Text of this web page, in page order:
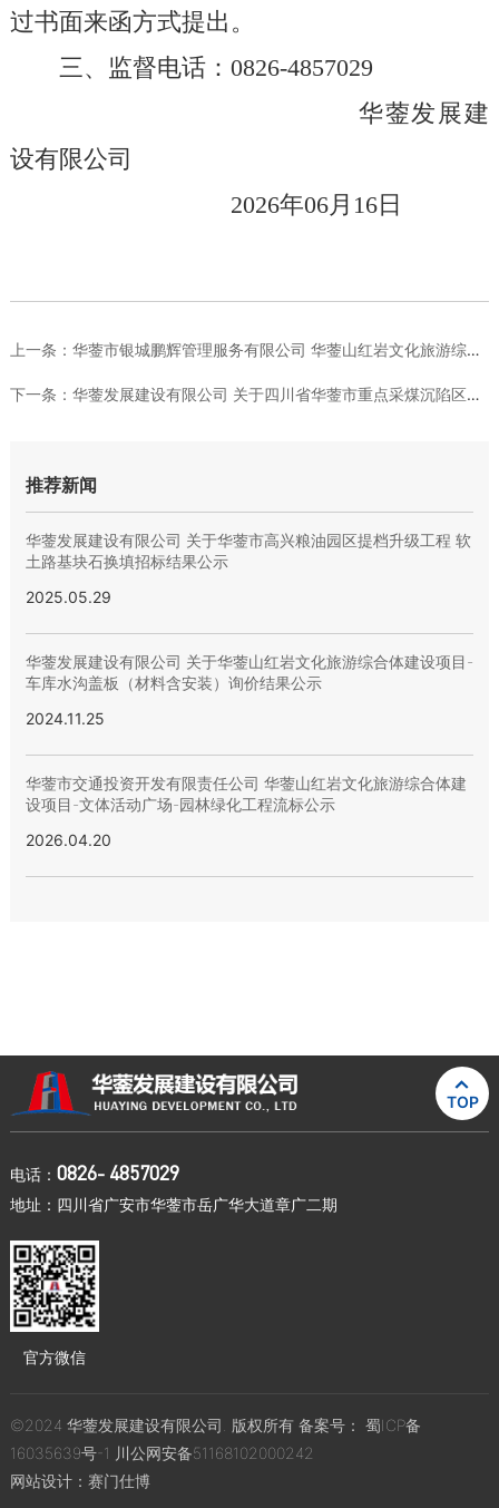
过书面来函方式提出。
三、监督电话： 0826-4857029
华蓥发展建
设有限公司
2026年06月 16日
上一条： 华蓥市银城鹏辉管理服务有限公司 华蓥山红岩文化旅游综合体建设...
下一条： 华蓥发展建设有限公司 关于四川省华蓥市重点采煤沉陷区华蓥市双...
推荐新闻
华蓥发展建设有限公司 关于华蓥市高兴粮油园区提档升级工程 软
土路基块石换填招标结果公示
2025.05.29
华蓥发展建设有限公司 关于华蓥山红岩文化旅游综合体建设项目-
车库水沟盖板（材料含安装）询价结果公示
2024.11.25
华蓥市交通投资开发有限责任公司 华蓥山红岩文化旅游综合体建
设项目-文体活动广场-园林绿化工程流标公示
2026.04.20

TOP
电话： 0826- 4857029
地址：四川省广安市华蓥市岳广华大道章广二期
官方微信
©2024 华蓥发展建设有限公司. 版权所有 备案号： 蜀ICP备
16035639号-1 川公网安备51168102000242
网站设计： 赛门仕博